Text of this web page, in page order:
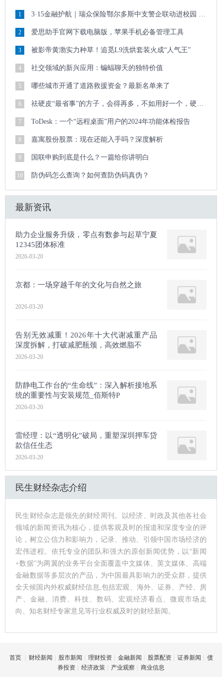
1 3·15金融护航｜瑞众保险鄂尔多斯中支警企联动进校园 清朗金融护青春
2 爱思助手官网下载电脑版，苹果手机必备管理工具
3 被影帝黄渤实力种草！追觅L9洗烘套装火成“人气王”
4 社交领域的新兴应用：蝙蝠聊天的独特价值
5 哪些城市开通了道路救援资金？最新名单来了
6 祛硬皮“最省事”的方子，会得再多，不如用好一个，硬皮顽疾迎刃而解
7 ToDesk：一个“远程桌面”用户的2024年功能体检报告
8 嘉寓股份股票：现在还能入手吗？深度解析
9 国联申购到底是什么？一篇给你讲明白
10 防伪码怎么查询？如何查防伪码真伪？
最新资讯
助力企业服务升级，零点有数参与起草宁夏
12345团体标准
2026-03-20
京都：一场穿越千年的文化与自然之旅
2026-03-20
告别无效减重！2026年十大代谢减重产品
深度拆解，打破减肥瓶颈，高效燃脂不
2026-03-20
防静电工作台的“生命线”：深入解析接地系
统的重要性与安装规范_佰斯特P
2026-03-20
雷经理：以“透明化”破局，重塑深圳押车贷
款信任生态
2026-03-20
民生财经杂志介绍
民生财经杂志是领先的财经周刊。以经济、时政及其他各社会
领域的新闻资讯为核心，提供客观及时的报道和深度专业的评
论，树立公信力和影响力，记录、推动、引领中国市场经济的
宏伟进程。依托专业的团队和强大的原创新闻优势，以“新闻
+数据”为两翼的业务平台全面覆盖中文媒体、英文媒体、高端
金融数据等多层次的产品，为中国最具影响力的受众群，提供
全天候国内外权威财经信息,包括宏观、海外、证券、产经、房
产、金融、消费、科技、数码、宏观经济看点、微观市场走
向、知名财经专家意见等行业权威及时的财经新闻。
首页 财经新闻 股市新闻 理财投资 金融新闻 股票配资 证券新闻
债
券投资
经济政策 产业观察 商业信息